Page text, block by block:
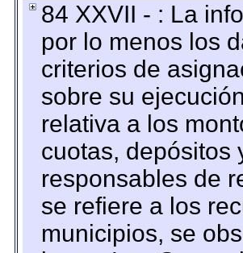
84 XXVII - : La
por lo menos los
criterios de
sobre su
relativa a los
cuotas, depósitos
responsables de
se refiere a los
municipios, se